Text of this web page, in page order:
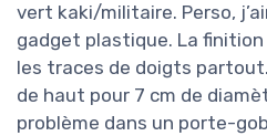
vert kaki/militaire. Perso,
gadget plastique. La
les traces de doigts
de haut pour 7 cm de
problème dans un porte-